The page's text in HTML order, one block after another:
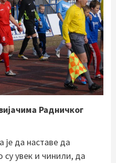
Радничког
је да наставе да
су увек и чинили, да